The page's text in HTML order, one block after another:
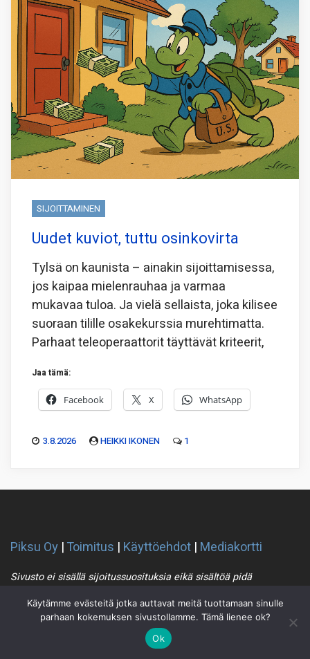
SIJOITTAMINEN
Uudet kuviot, tuttu osinkovirta
Tylsä on kaunista – ainakin sijoittamisessa,
jos kaipaa mielenrauhaa ja varmaa
mukavaa tuloa. Ja vielä sellaista, joka kilisee
suoraan tilille osakekurssia murehtimatta.
Parhaat teleoperaattorit täyttävät kriteerit,
Jaa tämä:
Facebook X WhatsApp
3.8.2026 HEIKKI IKONEN 1
Piksu Oy |Toimitus | Käyttöehdot | Mediakortti
Sivusto ei sisällä sijoitussuosituksia eikä sisältöä pidä
sellaiseksi tulkita
Käytämme evästeitä jotka auttavat meitä tuottamaan sinulle
parhaan kokemuksen sivustollamme. Tämä lienee ok?
Ok